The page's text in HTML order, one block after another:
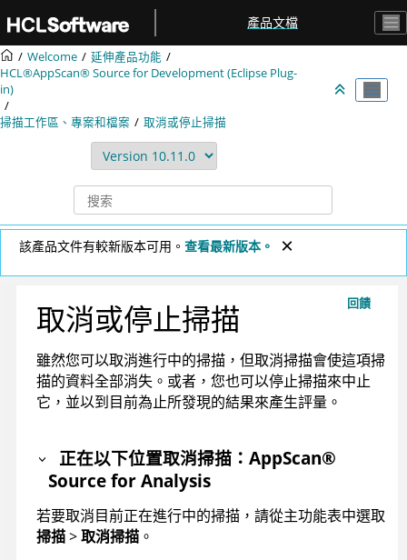
產品文檔
Welcome
延伸產品功能
HCL®AppScan® Source for Development (Eclipse Plug-
in)
掃描工作區、專案和檔案 取消或停止掃描
該產品文件有較新版本可用。 查看最新版本。
回饋
取消或停止掃描
雖然您可以取消進行中的掃描，但取消掃描會使這項掃
描的資料全部消失。或者，您也可以停止掃描來中止
它，並以到目前為止所發現的結果來產生評量。
正在以下位置取消掃描：AppScan®
Source for Analysis
若要取消目前正在進行中的掃描，請從主功能表中選取
掃描>取消掃描 。